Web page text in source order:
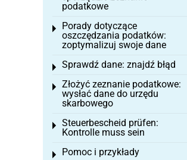
podatkowe
Porady dotyczące
oszczędzania podatków:
zoptymalizuj swoje dane
Toggle menu
Sprawdź dane: znajdź błąd
Toggle menu
Złożyć zeznanie podatkowe:
wysłać dane do urzędu
skarbowego
Toggle menu
Steuerbescheid prüfen:
Kontrolle muss sein
Toggle menu
Pomoc i przykłady
Toggle menu